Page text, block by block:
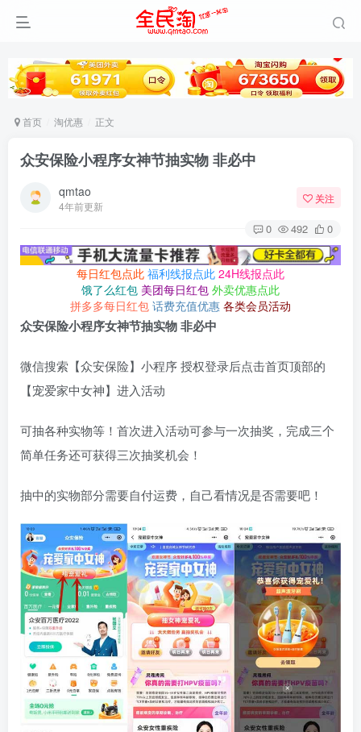
首页 淘优惠 正文
众安保险小程序女神节抽实物 非必中
qmtao
4年前更新
关注
0 492 0
每日红包点此 福利线报点此 24H线报点此
饿了么红包 美团每日红包 外卖优惠点此
拼多多每日红包 话费充值优惠 各类会员活动
众安保险小程序女神节抽实物 非必中
微信搜索【众安保险】小程序 授权登录后点击首页顶部的
【宠爱家中女神】进入活动
可抽各种实物等！首次进入活动可参与一次抽奖，完成三个
简单任务还可获得三次抽奖机会！
抽中的实物部分需要自付运费，自己看情况是否需要吧！